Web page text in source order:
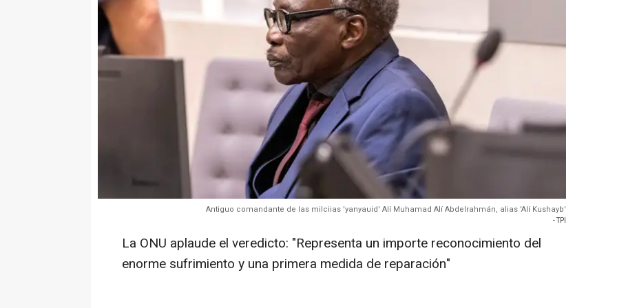
Antiguo comandante de las milciias 'yanyauid' Alí Muhamad Alí Abdelrahmán, alias 'Alí Kushayb'
- TPI
La ONU aplaude el veredicto: "Representa un importe reconocimiento del
enorme sufrimiento y una primera medida de reparación"